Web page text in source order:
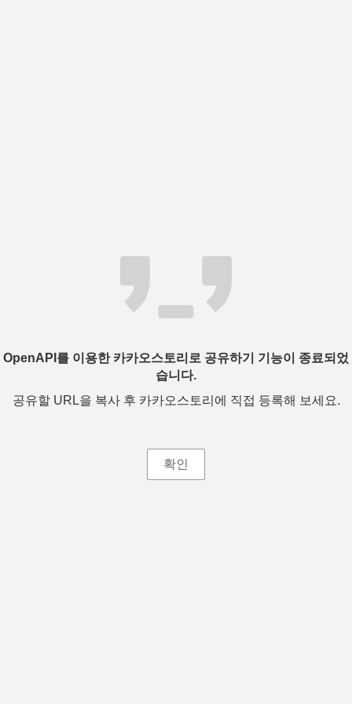
OpenAPI를 이용한 카카오스토리로 공유하기 기능이 종료되었
습니다.
공유할 URL을 복사 후 카카오스토리에 직접 등록해 보세요.
확인